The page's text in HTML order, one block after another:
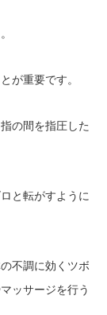
が重要です。
の間を指圧した
と転がすように
不調に効くツボ
ッサージを行う